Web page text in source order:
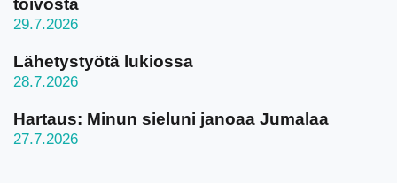
toivosta
29.7.2026
Lähetystyötä lukiossa
28.7.2026
Hartaus: Minun sieluni janoaa Jumalaa
27.7.2026